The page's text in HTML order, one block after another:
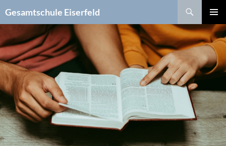
Inhalt
springen
Gesamtschule Eiserfeld
MENÜ